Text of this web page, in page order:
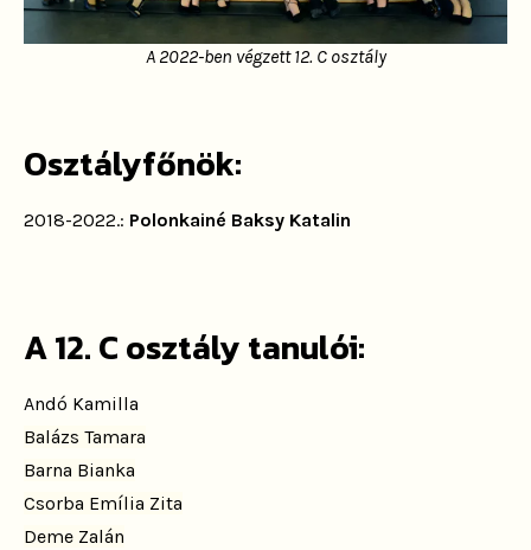
A 2022-ben végzett 12. C osztály
Osztályfőnök:
2018-2022.: Polonkainé Baksy Katalin
A 12. C osztály tanulói:
Andó Kamilla
Balázs Tamara
Barna Bianka
Csorba Emília Zita
Deme Zalán